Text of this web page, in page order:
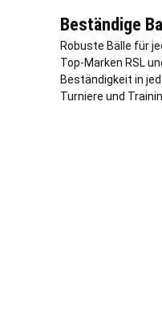
Beständige
Robuste Bälle für
Top-Marken RSL
Beständigkeit in
Turniere und